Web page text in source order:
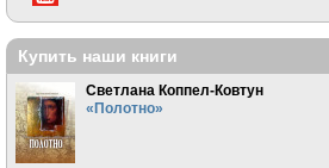
Купить наши книги
Светлана Коппел-Ковтун
«Полотно»